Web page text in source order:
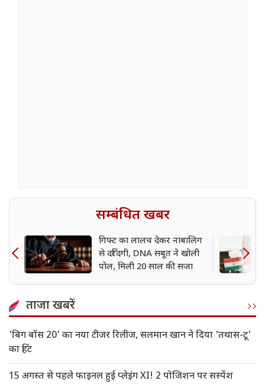
सम्बंधित खबर
गिफ्ट का लालच देकर नाबालिग
से दरिंदगी, DNA सबूत ने खोली
पोल, मिली 20 साल की सजा
ताजा खबरें
'बिग बॉस 20' का नया टीजर रिलीज, सलमान खान ने दिया 'तथास-टू'
का हिंट
15 अगस्त से पहले फाइनल हुई प्लेइंग XI! 2 पोजिशन पर सस्पेंश